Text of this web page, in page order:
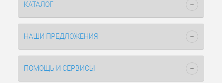
КАТАЛОГ
НАШИ ПРЕДЛОЖЕНИЯ
ПОМОЩЬ И СЕРВИСЫ